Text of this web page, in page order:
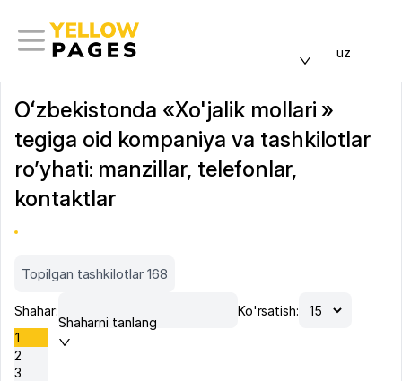
uz
Oʻzbekistonda «Xo'jalik mollari »
tegiga oid kompaniya va tashkilotlar
ro’yhati: manzillar, telefonlar,
kontaktlar
Topilgan tashkilotlar 168
Shahar:
Shaharni tanlang
Ko'rsatish:
1
2
3